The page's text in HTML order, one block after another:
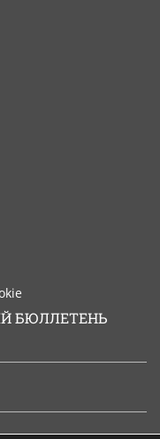
БЮЛЛЕТЕНЬ